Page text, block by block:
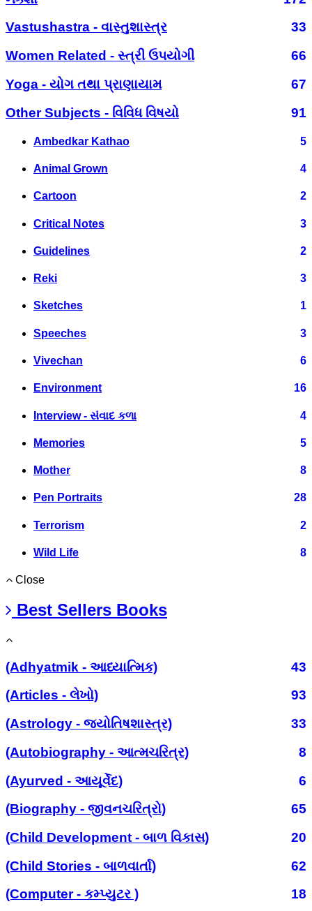
Vastushastra - વાસ્તુશાસ્ત્ર
33
Women Related - સ્ત્રી ઉપયોગી
66
Yoga - યોગ તથા પ્રાણાયામ
67
Other Subjects - વિવિધ વિષયો
91
Ambedkar Kathao 5
Animal Grown 4
Cartoon 2
Critical Notes 3
Guidelines 2
Reki 3
Sketches 1
Speeches 3
Vivechan 6
Environment 16
Interview - સંવાદ કળા 4
Memories 5
Mother 8
Pen Portraits 28
Terrorism 2
Wild Life 8
Close
Best Sellers Books
(Adhyatmik - આધ્યાત્મિક)
43
(Articles - લેખો)
93
(Astrology - જ્યોતિષશાસ્ત્ર)
33
(Autobiography - આત્મચરિત્ર)
8
(Ayurved - આયૂર્વેદ)
6
(Biography - જીવનચરિત્રો)
65
(Child Development - બાળ વિકાસ)
20
(Child Stories - બાળવાર્તા)
62
(Computer - કમ્પ્યુટર )
18